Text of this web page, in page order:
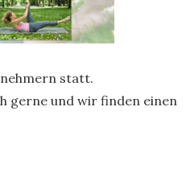
statt.
gerne und wir finden einen